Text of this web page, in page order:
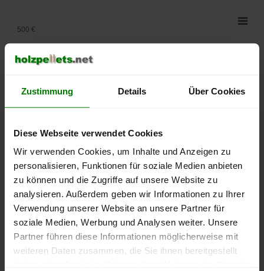
Zustimmung Details Über Cookies
Diese Webseite verwendet Cookies
Wir verwenden Cookies, um Inhalte und Anzeigen zu
personalisieren, Funktionen für soziale Medien anbieten
zu können und die Zugriffe auf unsere Website zu
analysieren. Außerdem geben wir Informationen zu Ihrer
Verwendung unserer Website an unsere Partner für
soziale Medien, Werbung und Analysen weiter. Unsere
Partner führen diese Informationen möglicherweise mit
weiteren Daten zusammen, die Sie ihnen bereitgestellt
lose Ware Sackware
2025
Januar
2026
2026
250 €
400 €
450 €
500 €
Die aktuelle Preisentwicklung für Holzpellets in Deutschland